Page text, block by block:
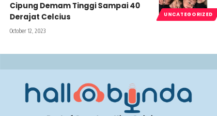
UNCATEGORIZED
Cipung Demam Tinggi Sampai 40
Derajat Celcius
October 12, 2023